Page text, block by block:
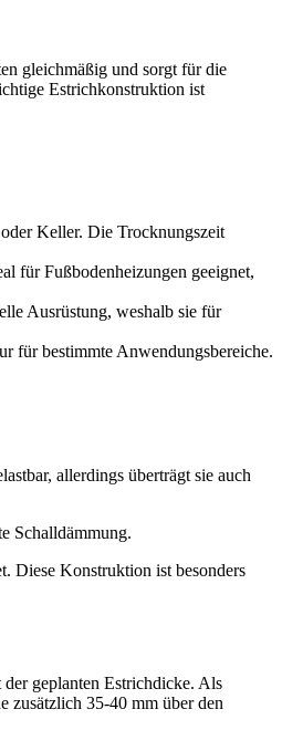
gleichmäßig und sorgt für die
Estrichkonstruktion ist
Keller. Die Trocknungszeit
für Fußbodenheizungen geeignet,
Ausrüstung, weshalb sie für
für bestimmte Anwendungsbereiche.
allerdings überträgt sie auch
Schalldämmung.
Diese Konstruktion ist besonders
geplanten Estrichdicke. Als
zusätzlich 35-40 mm über den